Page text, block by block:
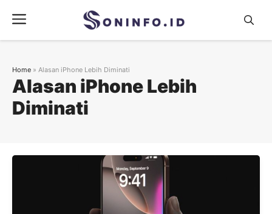
content
Menu
Alasan iPhone Lebih
Diminati
Home » Alasan iPhone Lebih Diminati